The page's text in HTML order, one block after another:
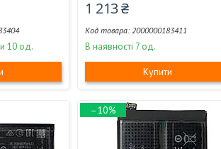
10 од.
1 213 ₴
2000000183411
В наявності 7 од.
Купити
–10%